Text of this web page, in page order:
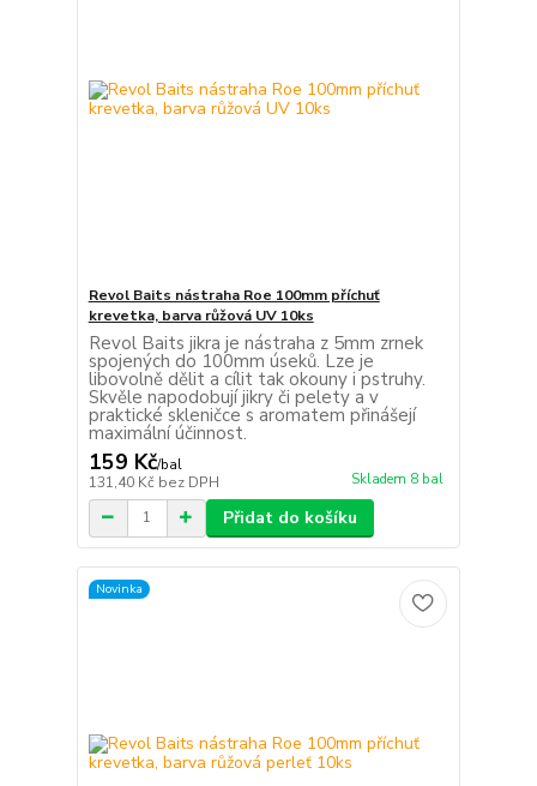
Revol Baits nástraha Roe 100mm příchuť
krevetka, barva růžová UV 10ks
Revol Baits jikra je nástraha z 5mm zrnek
spojených do 100mm úseků. Lze je
libovolně dělit a cílit tak okouny i pstruhy.
Skvěle napodobují jikry či pelety a v
praktické skleničce s aromatem přinášejí
maximální účinnost.
159 Kč/bal
131,40 Kč bez DPH Skladem 8 bal
Přidat do košíku
Novinka